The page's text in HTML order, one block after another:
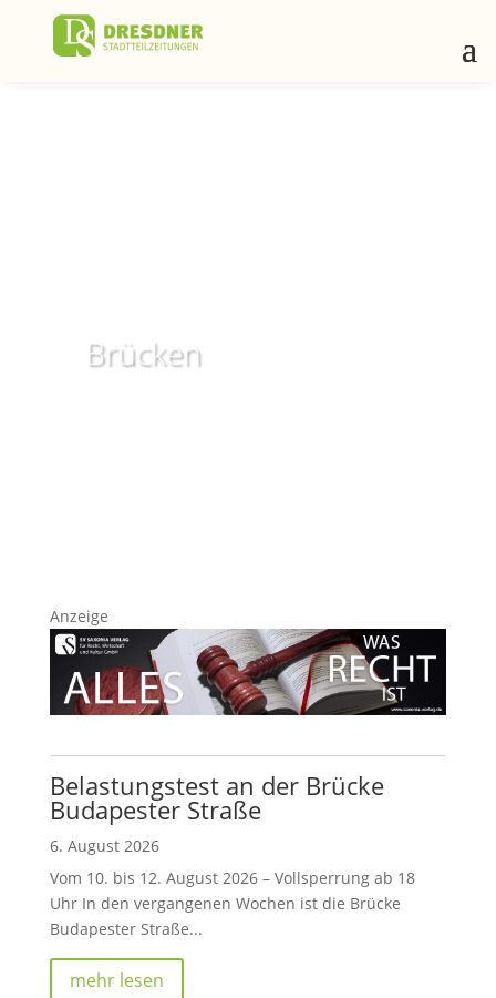
Brücken
Anzeige
Belastungstest an der Brücke
Budapester Straße
6. August 2026
Vom 10. bis 12. August 2026 – Vollsperrung ab 18
Uhr In den vergangenen Wochen ist die Brücke
Budapester Straße...
mehr lesen